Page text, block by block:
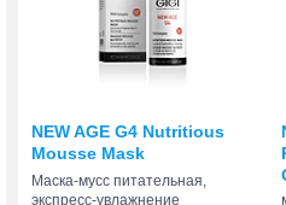
NEW AGE G4 Nutritious
Mousse Mask
Маска-мусс питательная,
экспресс-увлажнение